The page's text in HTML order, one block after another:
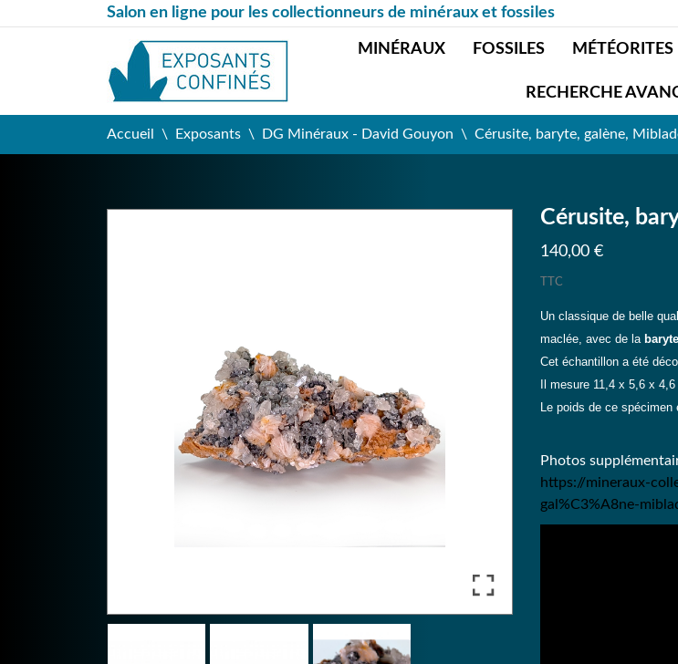
Salon en ligne pour les collectionneurs de minéraux et fossiles
MINÉRAUX FOSSILES MÉTÉORITES
RECHERCHE
Accueil Exposants DG Minéraux - David Gouyon Cérusite, baryte, galène,
Cérusite,
140,00 €
TTC
Un classique de belle
maclée, avec de la baryte
Cet échantillon a été
Il mesure 11,4 x 5,6 x
Le poids de ce spécimen
Photos
https://mineraux-
gal%C3%A8ne-